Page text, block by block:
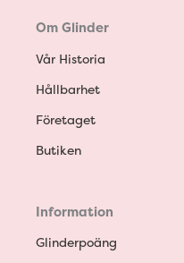
Om Glinder
Vår Historia
Hållbarhet
Företaget
Butiken
Information
Glinderpoäng